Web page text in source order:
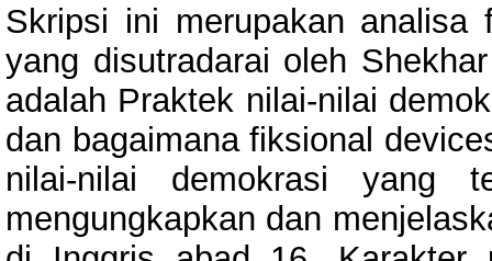
Skripsi ini merupakan
yang disutradarai oleh
adalah Praktek nilai-nilai
dan bagaimana fiksional
nilai-nilai demokrasi yang
mengungkapkan dan